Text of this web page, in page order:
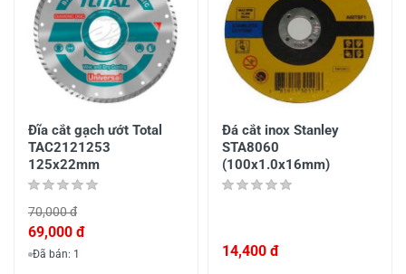
Đĩa cắt gạch ướt Total
TAC2121253
125x22mm
70,000 đ
69,000 đ
Đã bán: 1
Đá cắt inox Stanley
STA8060
(100x1.0x16mm)
14,400 đ